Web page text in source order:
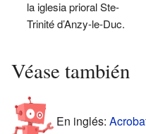
la iglesia prioral Ste-
Trinité d’Anzy-le-Duc.
Véase también
En inglés: